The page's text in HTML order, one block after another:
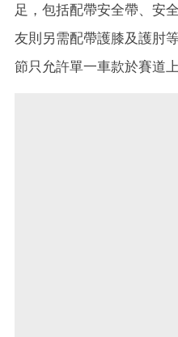
足，包括配帶安全帶、安
友則另需配帶護膝及護肘
節只允許單一車款於賽道上